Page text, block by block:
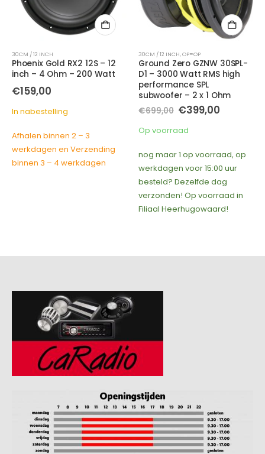
30CM / 12 INCH
Phoenix Gold RX2 12S – 12
inch – 4 Ohm – 200 Watt
€159,00
In nabestelling
Afhalen binnen 2 – 3
werkdagen en Verzending
binnen 3 – 4 werkdagen
30CM / 12 INCH,OP=OP
Ground Zero GZNW 30SPL-
D1 – 3000 Watt RMS high
performance SPL
subwoofer – 2 x 1 Ohm
€699,00 Oorspronkelijke
was:
€699,00.
€399,00Huidige
Op voorraad
nog maar 1 op voorraad, op
werkdagen voor 15:00 uur
besteld? Dezelfde dag
verzonden! Op voorraad in
Filiaal Heerhugowaard!